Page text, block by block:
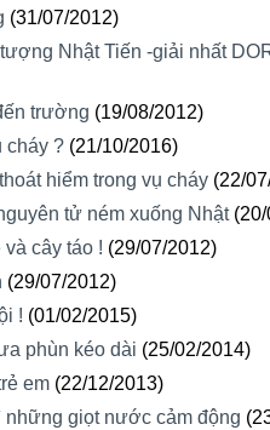
(31/07/2012)
Nhật Tiến -giải nhất
trường (19/08/2012)
cháy ? (21/10/2016)
hiểm trong vụ cháy (22/
tử ném xuống Nhật
cây táo ! (29/07/2012)
(29/07/2012)
! (01/02/2015)
phùn kéo dài (25/02/2014)
em (22/12/2013)
giọt nước cảm động